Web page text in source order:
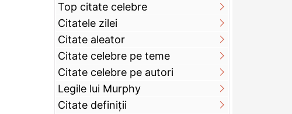
Top citate celebre
Citatele zilei
Citate aleator
Citate celebre pe teme
Citate celebre pe autori
Legile lui Murphy
Citate definiţii